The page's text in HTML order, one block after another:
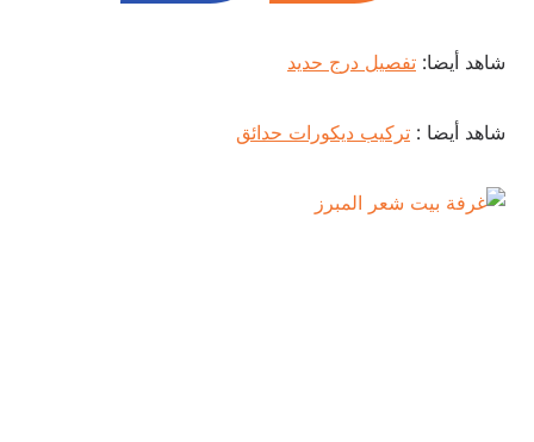
شاهد أيضا:تفصيل درج حديد
شاهد أيضا :تركيب ديكورات حدائق